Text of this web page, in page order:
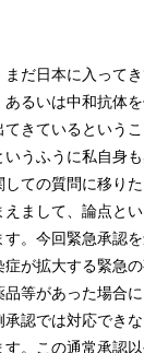
だ日本に入って
るいは中和抗体
てきているという
うふうに私自身
ての質問に移り
えまして、論点と
。今回緊急承認
症が拡大する緊急
等があった場合
認では対応でき
す。この通常承認